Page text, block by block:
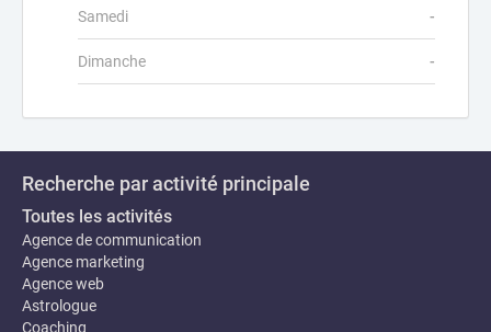
Samedi -
Dimanche -
Recherche par activité principale
Toutes les activités
Agence de communication
Agence marketing
Agence web
Astrologue
Coaching